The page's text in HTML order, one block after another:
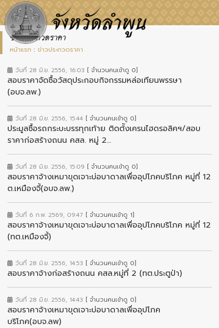
ข่าวประกวดราคา
หน้าแรก : ข่าวประกวดราคา
วันที่ 28 มิ.ย. 2556, 16:03 [ จำนวนคนเข้าดู 0]
สอบราคาจัดซื้อวัสดุประกอบกิจกรรมหล่อเทียนพรรษา
(อบจ.ลพ.)
วันที่ 28 มิ.ย. 2556, 15:44 [ จำนวนคนเข้าดู 0]
ประมูลซื้อรถกระบะบรรทุกเท้าย ติดต้ังเครนไฮดรอลิคฯ/สอบ
ราคาก่อสร้างถนน คสล. หมู่ 2...
วันที่ 28 มิ.ย. 2556, 15:09 [ จำนวนคนเข้าดู 0]
สอบราคาจ้างเหมาขุดเจาะบ่อบาดาลเพื่ออุปโภคบริโภค หมู่ที่ 12
ต.เหมืองจี้(อบจ.ลพ.)
วันที่ 6 ก.พ. 2569, 09:47 [ จำนวนคนเข้าดู 1]
สอบราคาจ้างเหมาขุดเจาะบ่อบาดาลเพื่ออุปโภคบริโภค หมู่ที่ 12
(ทต.เหมืองจี้)
วันที่ 28 มิ.ย. 2556, 14:53 [ จำนวนคนเข้าดู 0]
สอบราคาจ้างก่อสร้างถนน คสล.หมู่ที่ 2 (ทต.ประตูป่า)
วันที่ 28 มิ.ย. 2556, 14:43 [ จำนวนคนเข้าดู 0]
สอบราคาจ้างเหมาขุดเจาะบ่อบาดาลเพื่ออุปโภค
บริโภค(อบจ.ลพ)